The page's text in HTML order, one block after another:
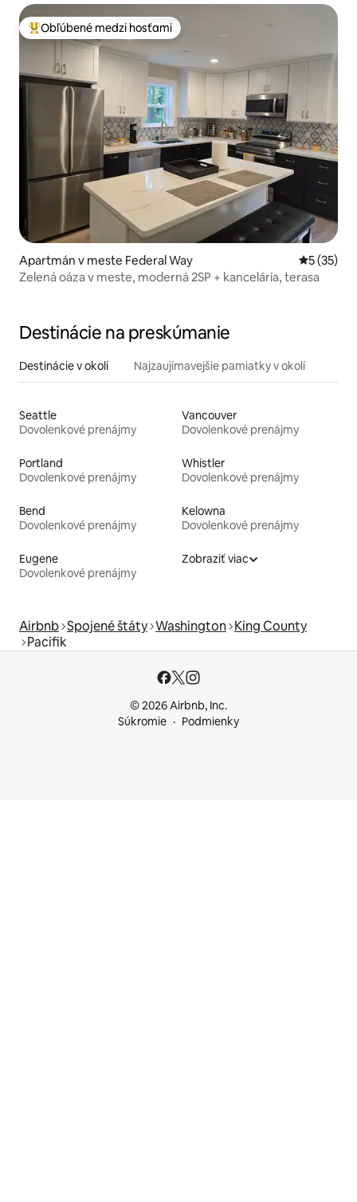
Najobľúbenejšie medzi hosťami
Obľúbené medzi hosťami
Apartmán v meste Federal Way
5 (35)
Zelená oáza v meste, moderná 2SP + kancelária, terasa
Destinácie na preskúmanie
Destinácie v okolí Najzaujímavejšie pamiatky v okolí
Seattle
Dovolenkové prenájmy
Vancouver
Dovolenkové prenájmy
Portland
Dovolenkové prenájmy
Whistler
Dovolenkové prenájmy
Bend
Dovolenkové prenájmy
Kelowna
Dovolenkové prenájmy
Eugene
Dovolenkové prenájmy
Zobraziť viac
Airbnb Spojené štáty Washington King County
Pacifik
© 2026 Airbnb, Inc.
Súkromie
Podmienky